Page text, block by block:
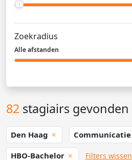
Zoekradius
Alle afstanden
82 stagiairs gevonden
Den Haag Communicatie
HBO-Bachelor Filters wissen